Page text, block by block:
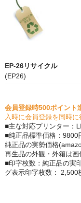
動画で分かる
購入ガイド
トナー再生の流れ
リサイクルトナー
リサイクルトナーの
リサイクルトナー
EP-26リサイクル
(EP26)
会員登録時500ポイント
入時に会員登録を同時に
■主な対応プリンター：
■純正品標準価格：9800
純正品の実勢価格
再生品の外観・外箱は画
■印字枚数：純正品の実
グ表示印字枚数： 2,500